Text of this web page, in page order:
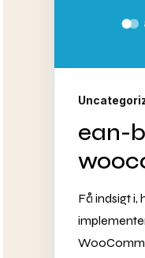
ean-
Få indsigt i,